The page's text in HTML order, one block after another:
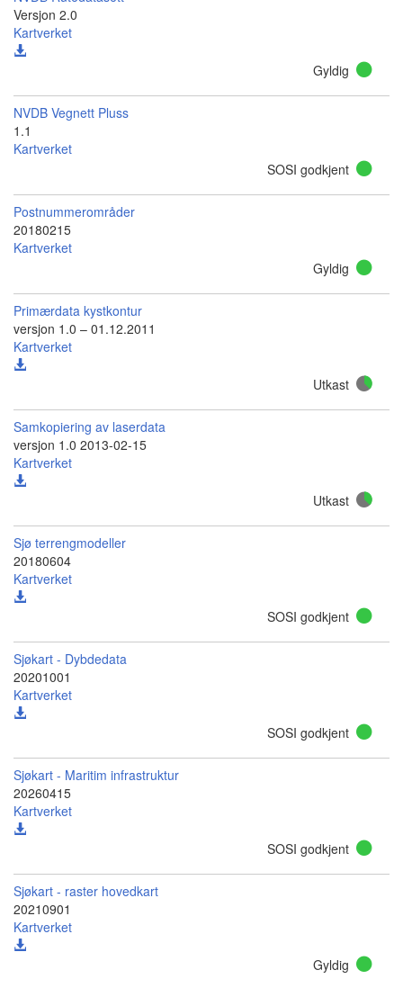
Versjon 2.0
Kartverket
Gyldig
NVDB Vegnett Pluss
1.1
Kartverket
SOSI godkjent
Postnummerområder
20180215
Kartverket
Gyldig
Primærdata kystkontur
versjon 1.0 – 01.12.2011
Kartverket
Utkast
Samkopiering av laserdata
versjon 1.0 2013-02-15
Kartverket
Utkast
Sjø terrengmodeller
20180604
Kartverket
SOSI godkjent
Sjøkart - Dybdedata
20201001
Kartverket
SOSI godkjent
Sjøkart - Maritim infrastruktur
20260415
Kartverket
SOSI godkjent
Sjøkart - raster hovedkart
20210901
Kartverket
Gyldig